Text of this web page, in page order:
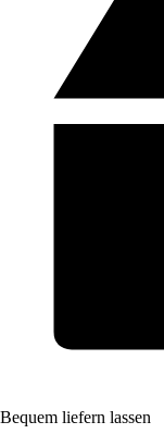
Bequem liefern lassen